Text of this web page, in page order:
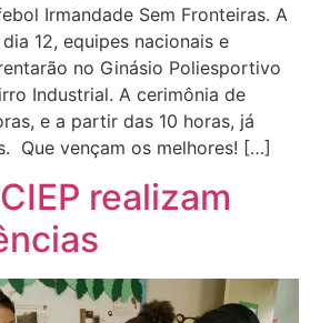
Irmandade Sem Fronteiras. A
12, equipes nacionais e
no Ginásio Poliesportivo
Industrial. A cerimônia de
e a partir das 10 horas, já
Que vençam os melhores! […]
realizam